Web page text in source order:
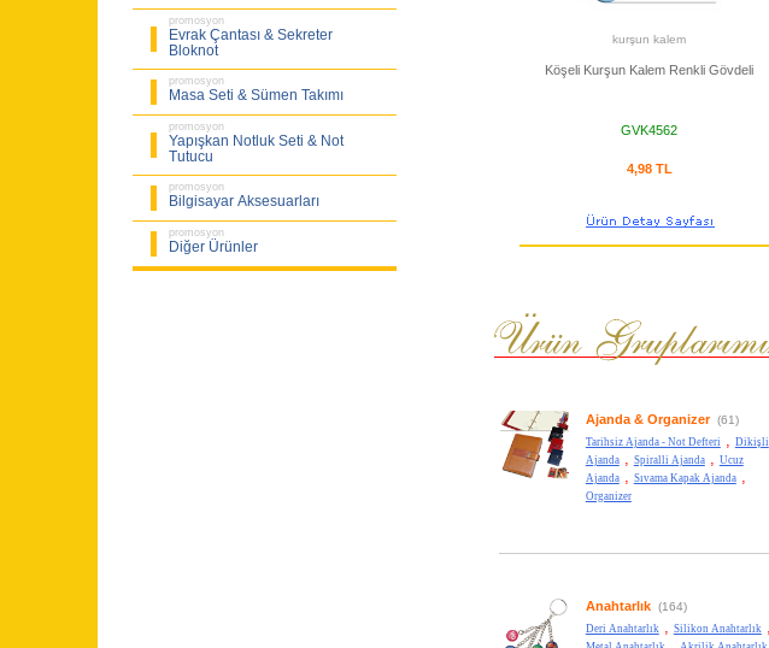
promosyon
Evrak Çantası & Sekreter
Bloknot
promosyon
Masa Seti & Sümen Takımı
promosyon
Yapışkan Notluk Seti & Not
Tutucu
promosyon
Bilgisayar Aksesuarları
promosyon
Diğer Ürünler
kurşun kalem
Köşeli Kurşun Kalem Renkli Gövdeli
GVK4562
4,98 TL
Ajanda & Organizer(61)
Tarihsiz Ajanda - Not Defteri
Dikişli
Ajanda, Spiralli Ajanda,
Ucuz
Ajanda, Sıvama Kapak Ajanda,
Organizer
Anahtarlık(164)
Deri Anahtarlık Silikon Anahtarlık